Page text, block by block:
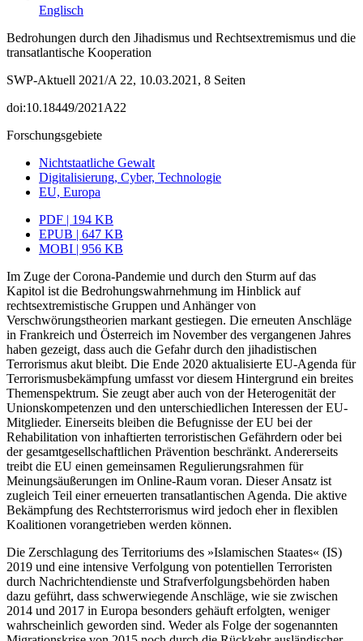
Englisch
Bedrohungen durch den Jihadismus und Rechtsextremismus und die
transatlantische Kooperation
SWP-Aktuell 2021/A 22, 10.03.2021, 8 Seiten
doi:10.18449/2021A22
Forschungsgebiete
Nichtstaatliche Gewalt
Digitalisierung, Cyber, Technologie
EU, Europa
PDF | 194 KB
EPUB | 647 KB
MOBI | 956 KB
Im Zuge der Corona-Pandemie und durch den Sturm auf das
Kapitol ist die Bedrohungswahrnehmung im Hinblick auf
rechtsextremistische Gruppen und Anhänger von
Verschwörungstheorien markant gestiegen. Die erneuten Anschläge
in Frankreich und Österreich im November des vergangenen Jahres
haben gezeigt, dass auch die Gefahr durch den jihadistischen
Terrorismus akut bleibt. Die Ende 2020 aktualisierte EU-Agenda für
Terrorismusbekämpfung umfasst vor diesem Hintergrund ein breites
Themenspektrum. Sie zeugt aber auch von der Heterogenität der
Unions­kompetenzen und den unterschiedlichen Interessen der EU-
Mitglieder. Einerseits bleiben die Befugnisse der EU bei der
Rehabilitation von inhaftierten terroristischen Gefährdern oder bei
der gesamtgesellschaftlichen Prävention beschränkt. Andererseits
treibt die EU einen gemeinsamen Regulierungsrahmen für
Meinungsäußerungen im Online-Raum voran. Dieser Ansatz ist
zugleich Teil einer erneuerten transatlan­tischen Agenda. Die aktive
Bekämpfung des Rechtsterrorismus wird jedoch eher in flexiblen
Koalitionen vorangetrieben werden können.
Die Zerschlagung des Territoriums des »Isla­mischen Staates« (IS)
2019 und eine inten­sive Verfolgung von potentiellen Terroristen
durch Nachrichtendienste und Straf­verfolgungsbehörden haben
dazu geführt, dass schwerwiegende Anschläge, wie sie zwischen
2014 und 2017 in Europa beson­ders gehäuft erfolgten, weniger
wahrscheinlich geworden sind. Weder als Folge der sogenannten